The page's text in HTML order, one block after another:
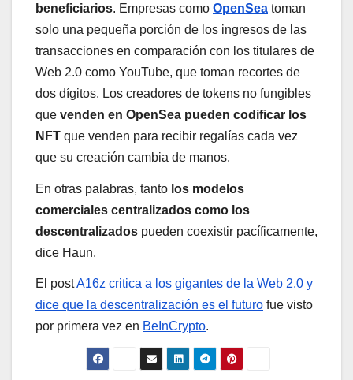
beneficiarios. Empresas como OpenSea toman
solo una pequeña porción de los ingresos de las
transacciones en comparación con los titulares de
Web 2.0 como YouTube, que toman recortes de
dos dígitos. Los creadores de tokens no fungibles
que venden en OpenSea pueden codificar los
NFT que venden para recibir regalías cada vez
que su creación cambia de manos.
En otras palabras, tanto los modelos
comerciales centralizados como los
descentralizados pueden coexistir pacíficamente,
dice Haun.
El postA16z critica a los gigantes de la Web 2.0 y
dice que la descentralización es el futuro fue visto
por primera vez en BeInCrypto.